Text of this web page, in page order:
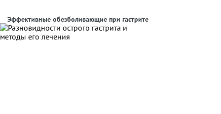
Эффективные обезболивающие при гастрите